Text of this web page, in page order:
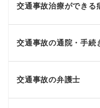
交通事故治療ができる
交通事故の通院・手続
交通事故の弁護士